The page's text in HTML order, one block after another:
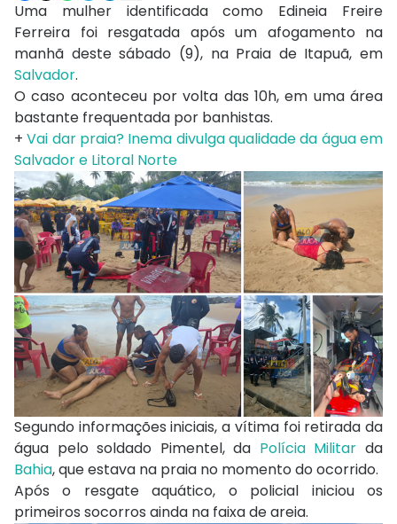
Uma mulher identificada como Edineia Freire
Ferreira foi resgatada após um afogamento na
manhã deste sábado (9), na Praia de Itapuã, em
Salvador.
O caso aconteceu por volta das 10h, em uma área
bastante frequentada por banhistas.
+Vai dar praia? Inema divulga qualidade da água em
Salvador e Litoral Norte
Segundo informações iniciais, a vítima foi retirada da
água pelo soldado Pimentel, da Polícia Militar da
Bahia, que estava na praia no momento do ocorrido.
Após o resgate aquático, o policial iniciou os
primeiros socorros ainda na faixa de areia.